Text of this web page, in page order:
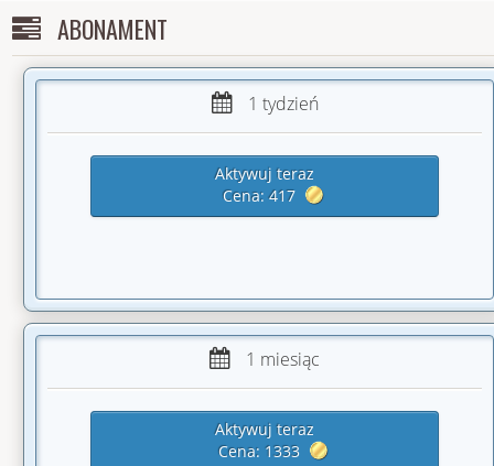
2021-01
67% 49.83%
119.60j
55% 13.30%
2020-03
33% -35.33%
-63.60j
41% -19.94%
2020-01
68% 37.61%
142.90j
2019-11
44% -6.33%
-28.50j
73%
2019-09
71% 45.21%
63.30j
56%
ABONAMENT
1 tydzień
Aktywuj teraz
Cena: 417
1 miesiąc
Aktywuj teraz
Cena: 1333